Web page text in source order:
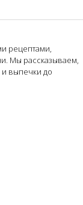
рецептами,
Мы рассказываем,
и выпечки до